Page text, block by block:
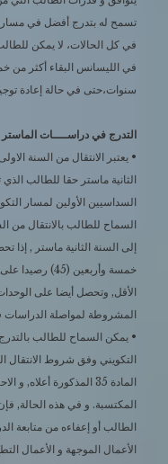
تسمح له بتدرج أفضل في
في كل الحالات، لا يمكن
سنوات،حتى في حالة إعادة
التدرج في دراســــات الماستر
• يعتبر الانتقال من السنة
الثانية ماستر حقا للطالب
السداسيين الأولين لمسار
السماح للطالب بالانتقال من
إلى السنة الثانية ماستر , إذا
خمسة وأربعين (45) رصيدا على
الأقل, وتحصل أيضا على الوحدات
المشروطة لمواصلة
• يمكن السماح للطالب
التكويني وفق شروط الانتقال
المادة 35 المذكورة أعلاه, و
المكتسبة. و في هذه الحالة, فإن
الطالب أو إعفاءه من متابعة
الأعمال الموجهة و الأعمال